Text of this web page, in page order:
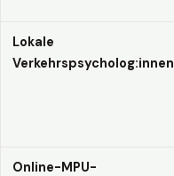
Lokale
Verkehrspsycholog:innen
Online-MPU-